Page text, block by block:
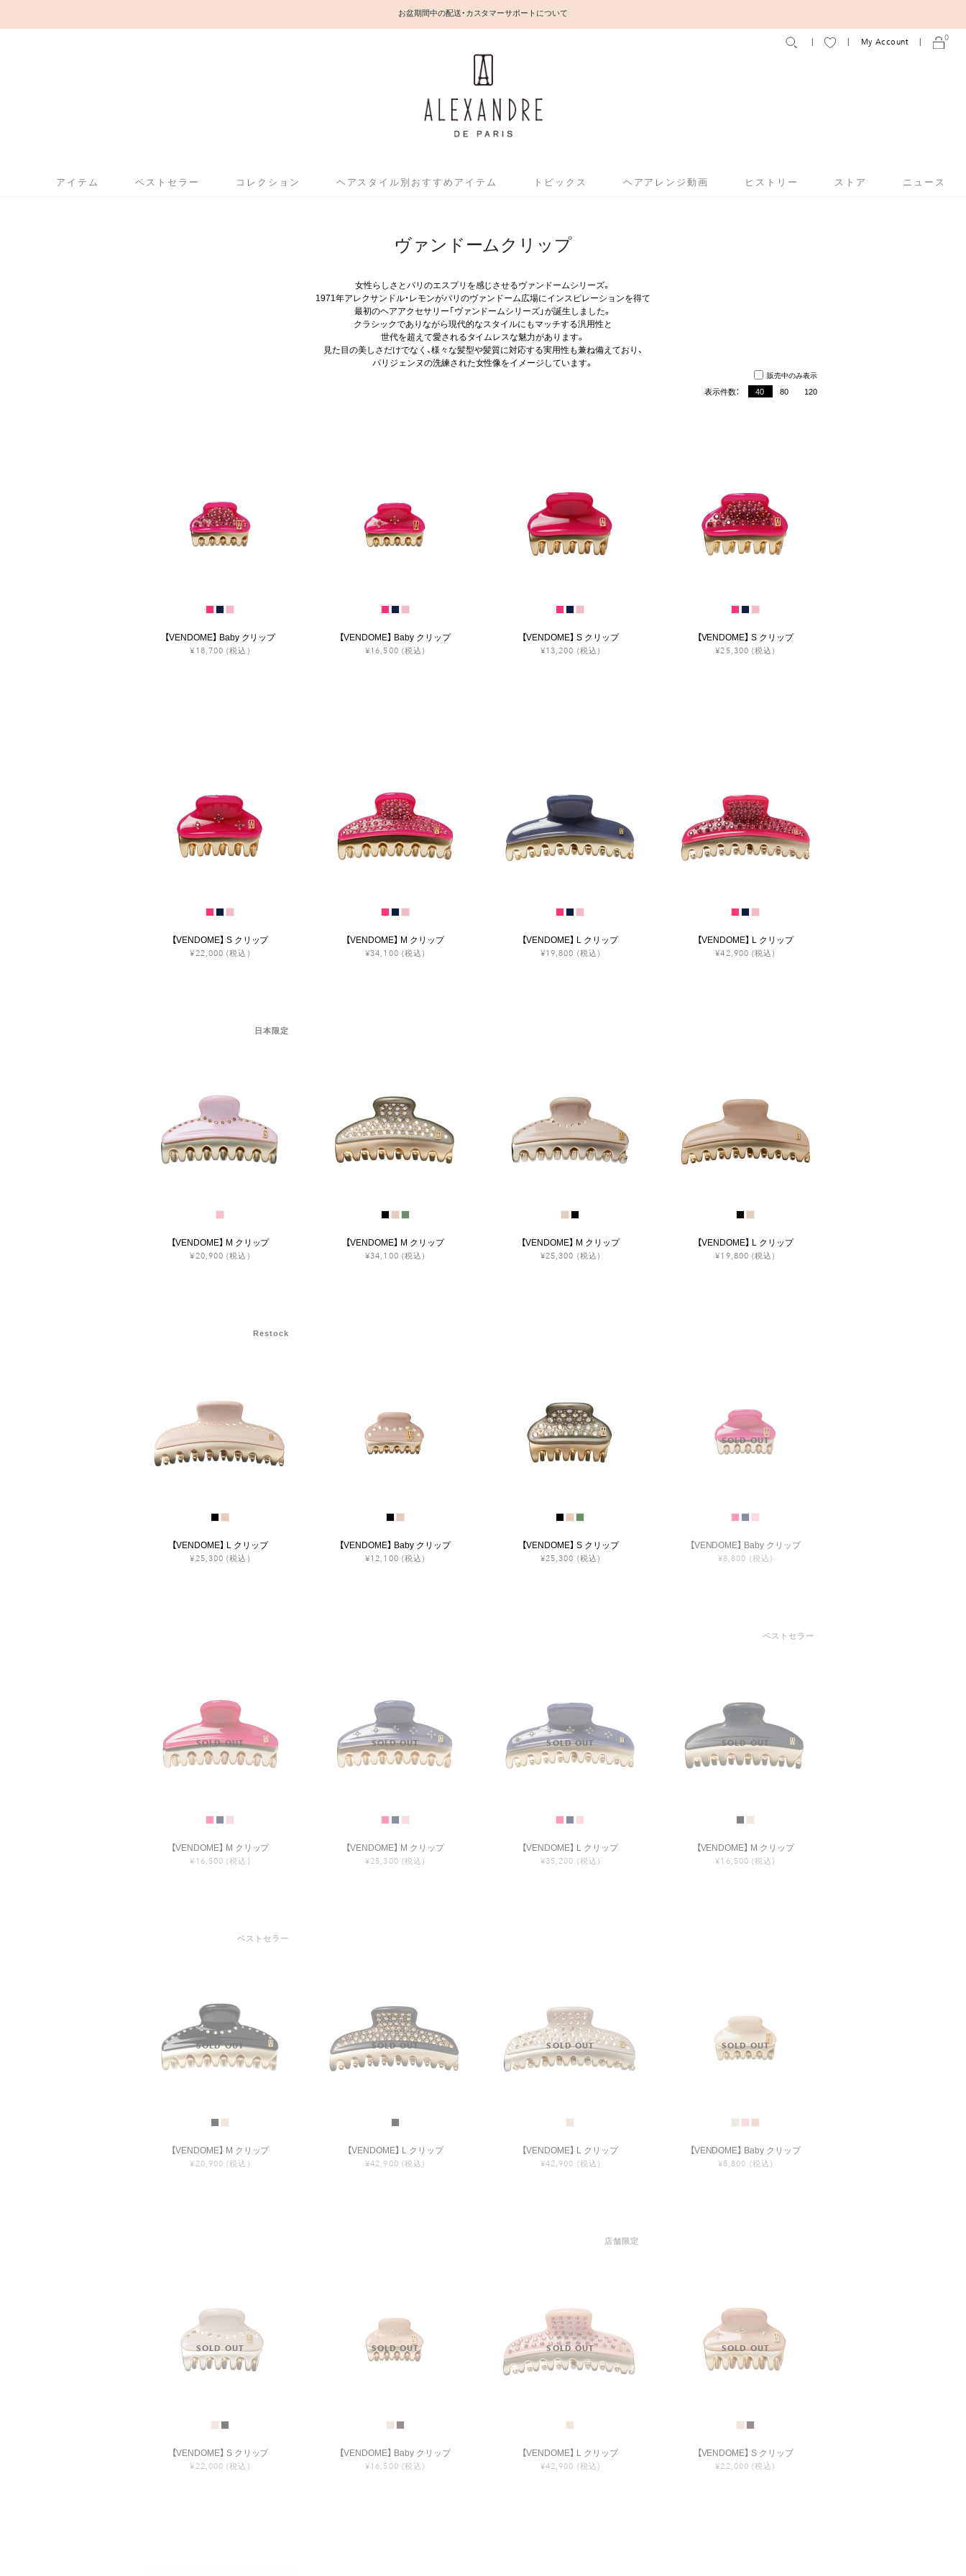
お盆期間中の配送・カスタマーサポートについて
アイテム ベストセラー コレクション ヘアスタイル別おすすめアイテム トピックス ヘアアレンジ動画 ヒストリー ストア ニュース
My Account 0
ヴァンドームクリップ
女性らしさとパリのエスプリを感じさせるヴァンドームシリーズ。
1971年アレクサンドル・レモンがパリのヴァンドーム広場にインスピレーションを得て
最初のヘアアクセサリー「ヴァンドームシリーズ」が誕生しました。
クラシックでありながら現代的なスタイルにもマッチする汎用性と
世代を超えて愛されるタイムレスな魅力があります。
見た目の美しさだけでなく、様々な髪型や髪質に対応する実用性も兼ね備えており、
パリジェンヌの洗練された女性像をイメージしています。
販売中のみ表示
表示件数： 40 80 120
【VENDOME】 Baby クリップ
¥18,700 (税込)
【VENDOME】 Baby クリップ
¥16,500 (税込)
【VENDOME】 S クリップ
¥13,200 (税込)
【VENDOME】 S クリップ
¥25,300 (税込)
【VENDOME】 S クリップ
¥22,000 (税込)
【VENDOME】 M クリップ
¥34,100 (税込)
【VENDOME】 L クリップ
¥19,800 (税込)
【VENDOME】 L クリップ
¥42,900 (税込)
日本限定
【VENDOME】 M クリップ
¥20,900 (税込)
【VENDOME】 M クリップ
¥34,100 (税込)
【VENDOME】 M クリップ
¥25,300 (税込)
【VENDOME】 L クリップ
¥19,800 (税込)
Restock
【VENDOME】 L クリップ
¥25,300 (税込)
【VENDOME】 Baby クリップ
¥12,100 (税込)
【VENDOME】 S クリップ
¥25,300 (税込)
【VENDOME】 Baby クリップ
¥8,800 (税込)
【VENDOME】 M クリップ
¥16,500 (税込)
【VENDOME】 M クリップ
¥25,300 (税込)
【VENDOME】 L クリップ
¥35,200 (税込)
ベストセラー
【VENDOME】 M クリップ
¥16,500 (税込)
ベストセラー
【VENDOME】 M クリップ
¥20,900 (税込)
【VENDOME】 L クリップ
¥42,900 (税込)
【VENDOME】 L クリップ
¥42,900 (税込)
【VENDOME】 Baby クリップ
¥8,800 (税込)
【VENDOME】 S クリップ
¥22,000 (税込)
【VENDOME】 Baby クリップ
¥16,500 (税込)
店舗限定
【VENDOME】 L クリップ
¥42,900 (税込)
【VENDOME】 S クリップ
¥22,000 (税込)